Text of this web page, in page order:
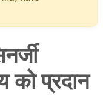
को प्रदान